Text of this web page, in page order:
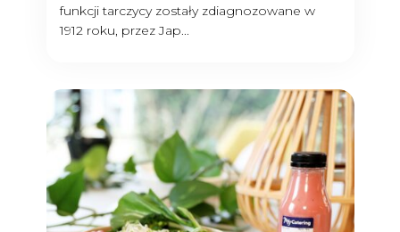
funkcji tarczycy zostały zdiagnozowane w
1912 roku, przez Jap...